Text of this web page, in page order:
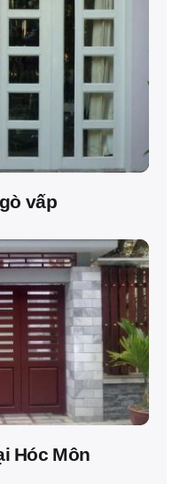
vấp
Hóc Môn